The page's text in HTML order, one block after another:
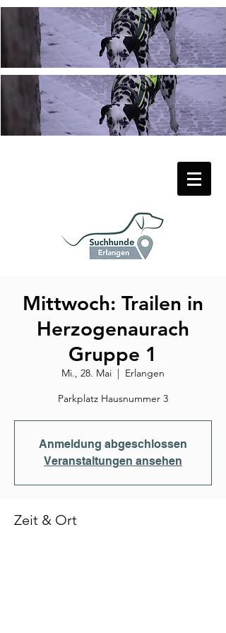
Mittwoch: Trailen in
Herzogenaurach
Gruppe 1
Mi., 28. Mai
  |
Erlangen
Parkplatz Hausnummer 3
Anmeldung abgeschlossen
Veranstaltungen ansehen
Zeit & Ort